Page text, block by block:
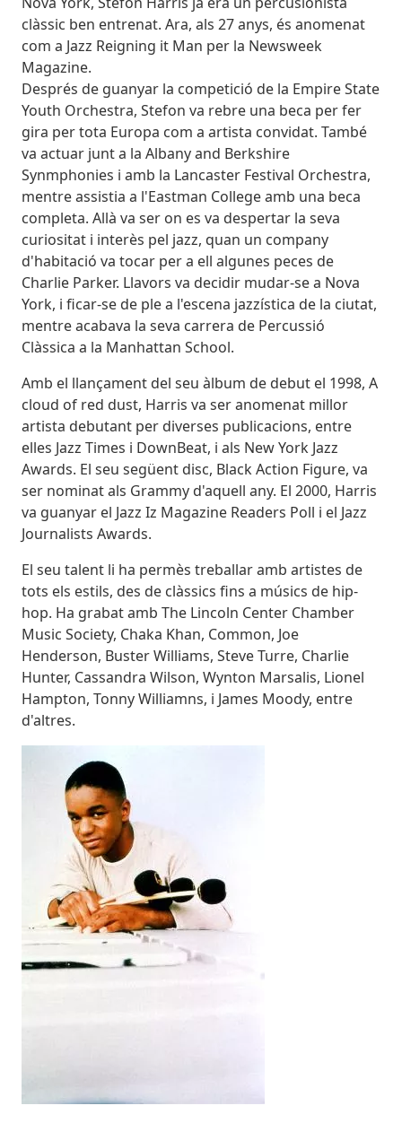
clàssic ben entrenat. Ara, als 27 anys, és anomenat
com a Jazz Reigning it Man per la Newsweek
Magazine.
Després de guanyar la competició de la Empire State
Youth Orchestra, Stefon va rebre una beca per fer
gira per tota Europa com a artista convidat. També
va actuar junt a la Albany and Berkshire
Synmphonies i amb la Lancaster Festival Orchestra,
mentre assistia a l'Eastman College amb una beca
completa. Allà va ser on es va despertar la seva
curiositat i interès pel jazz, quan un company
d'habitació va tocar per a ell algunes peces de
Charlie Parker. Llavors va decidir mudar-se a Nova
York, i ficar-se de ple a l'escena jazzística de la ciutat,
mentre acabava la seva carrera de Percussió
Clàssica a la Manhattan School.
Amb el llançament del seu àlbum de debut el 1998, A
cloud of red dust, Harris va ser anomenat millor
artista debutant per diverses publicacions, entre
elles Jazz Times i DownBeat, i als New York Jazz
Awards. El seu següent disc, Black Action Figure, va
ser nominat als Grammy d'aquell any. El 2000, Harris
va guanyar el Jazz Iz Magazine Readers Poll i el Jazz
Journalists Awards.
El seu talent li ha permès treballar amb artistes de
tots els estils, des de clàssics fins a músics de hip-
hop. Ha grabat amb The Lincoln Center Chamber
Music Society, Chaka Khan, Common, Joe
Henderson, Buster Williams, Steve Turre, Charlie
Hunter, Cassandra Wilson, Wynton Marsalis, Lionel
Hampton, Tonny Williamns, i James Moody, entre
d'altres.